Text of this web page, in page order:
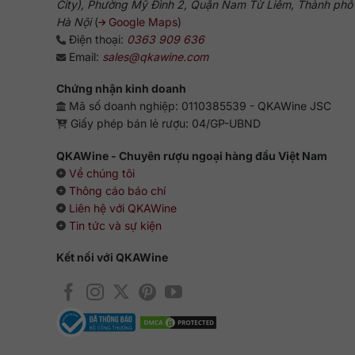
City), Phường Mỹ Đình 2, Quận Nam Từ Liêm, Thành phố
Hà Nội( Google Maps)
Điện thoại: 0363 909 636
Email: sales@qkawine.com
Chứng nhận kinh doanh
Mã số doanh nghiệp: 0110385539 - QKAWine JSC
Giấy phép bán lẻ rượu: 04/GP-UBND
QKAWine - Chuyên rượu ngoại hàng đầu Việt Nam
Về chúng tôi
Thông cáo báo chí
Liên hệ với QKAWine
Tin tức và sự kiện
Kết nối với QKAWine